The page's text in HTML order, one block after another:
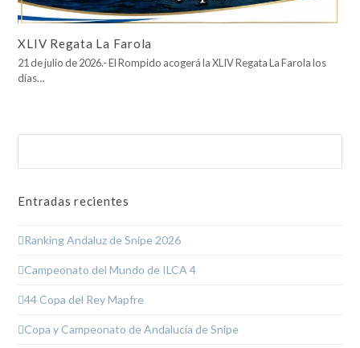
XLIV Regata La Farola
21 de julio de 2026.- El Rompido acogerá la XLIV Regata La Farola los
días…
Entradas recientes
Ranking Andaluz de Snipe 2026
Campeonato del Mundo de ILCA 4
44 Copa del Rey Mapfre
Copa y Campeonato de Andalucía de Snipe